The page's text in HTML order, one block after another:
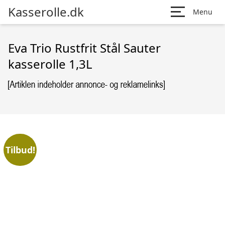
Kasserolle.dk Menu
Eva Trio Rustfrit Stål Sauter
kasserolle 1,3L
Tilbud!